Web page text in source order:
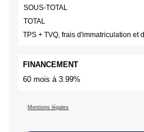
SOUS-TOTAL
TOTAL
TPS + TVQ, frais d'immatriculation et
FINANCEMENT
60 mois à 3.99%
Mentions légales